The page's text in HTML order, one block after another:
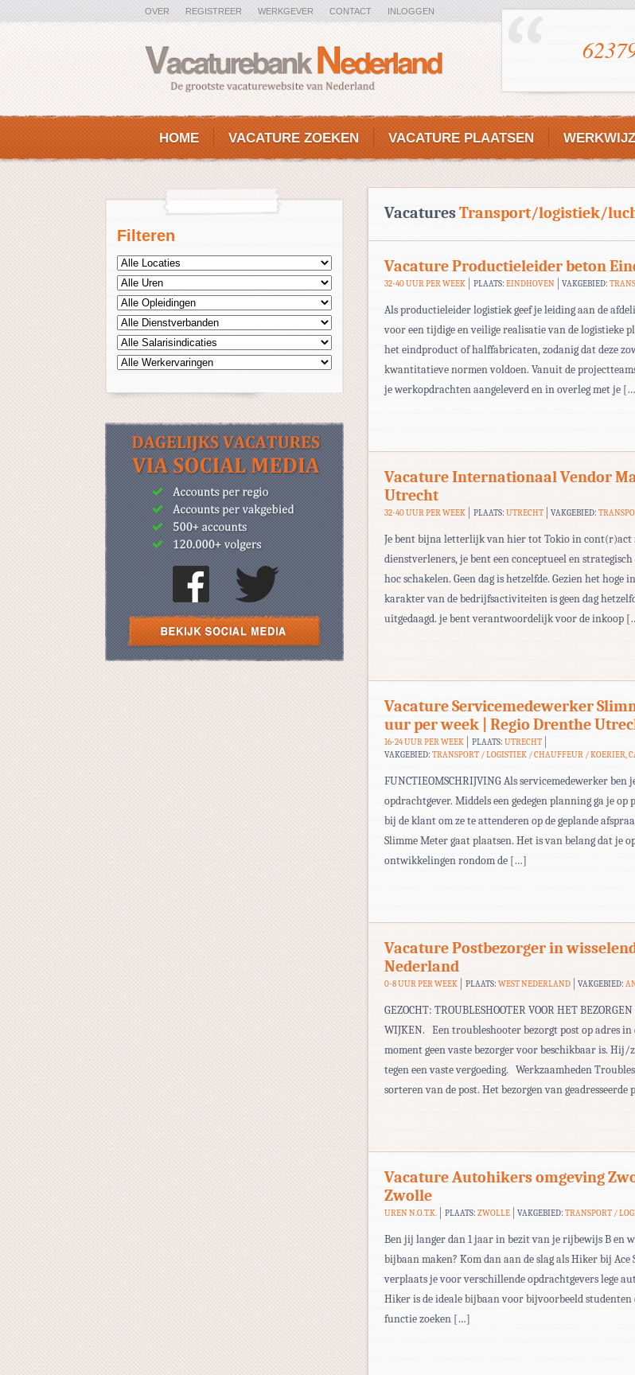
OVER REGISTREER WERKGEVER CONTACT INLOGGEN
HOME VACATURE ZOEKEN VACATURE PLAATSEN
Filteren
VacaturesTransport/logistiek/
Vacature Productieleider beton
32-40 UUR PER WEEK PLAATS: EINDHOVEN VAKGEBIED:
Als productieleider logistiek geef je leiding aan de
voor een tijdige en veilige realisatie van de logistieke
het eindproduct of halffabricaten, zodanig dat deze
kwantitatieve normen voldoen. Vanuit de
je werkopdrachten aangeleverd en in overleg met je
Vacature Internationaal Vendor
Utrecht
32-40 UUR PER WEEK PLAATS: UTRECHT VAKGEBIED:
Je bent bijna letterlijk van hier tot Tokio in cont(r)act
dienstverleners, je bent een conceptueel en
hoc schakelen. Geen dag is hetzelfde. Gezien het
karakter van de bedrijfsactiviteiten is geen dag
uitgedaagd. je bent verantwoordelijk voor de inkoop
Vacature Servicemedewerker
uur per week | Regio Drenthe
16-24 UUR PER WEEK PLAATS: UTRECHT
VAKGEBIED: TRANSPORT / LOGISTIEK / CHAUFFEUR / KOERIER,
FUNCTIEOMSCHRIJVING Als servicemedewerker
opdrachtgever. Middels een gedegen planning ga je op
bij de klant om ze te attenderen op de geplande
Slimme Meter gaat plaatsen. Het is van belang dat je
ontwikkelingen rondom de […]
Vacature Postbezorger in
Nederland
0-8 UUR PER WEEK PLAATS: WEST NEDERLAND VAKGEBIED:
GEZOCHT: TROUBLESHOOTER VOOR HET
WIJKEN. Een troubleshooter bezorgt post op adres
moment geen vaste bezorger voor beschikbaar is.
tegen een vaste vergoeding. Werkzaamheden
sorteren van de post. Het bezorgen van
Vacature Autohikers omgeving
Zwolle
UREN N.O.T.K. PLAATS: ZWOLLE VAKGEBIED:TRANSPORT /
Ben jij langer dan 1 jaar in bezit van je rijbewijs B en
bijbaan maken? Kom dan aan de slag als Hiker bij
verplaats je voor verschillende opdrachtgevers lege
Hiker is de ideale bijbaan voor bijvoorbeeld studenten
functie zoeken […]